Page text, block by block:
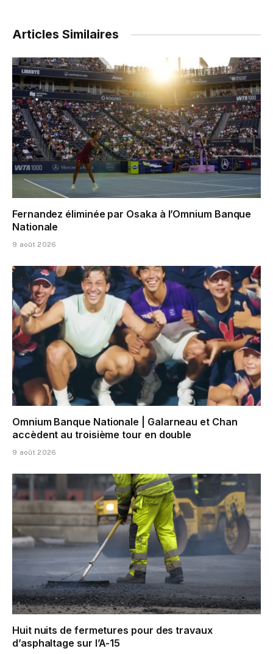
Articles Similaires
Fernandez éliminée par Osaka à l’Omnium Banque
Nationale
9 août 2026
Omnium Banque Nationale | Galarneau et Chan
accèdent au troisième tour en double
9 août 2026
Huit nuits de fermetures pour des travaux
d’asphaltage sur l’A-15